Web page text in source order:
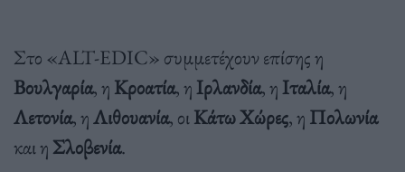
Στο «ALT-EDIC» συμμετέχουν επίσης η
Βουλγαρία, η Κροατία, ηΙρλανδία, ηΙταλία, η
Λετονία, ηΛιθουανία, οιΚάτω Χώρες, η Πολωνία
και η Σλοβενία.